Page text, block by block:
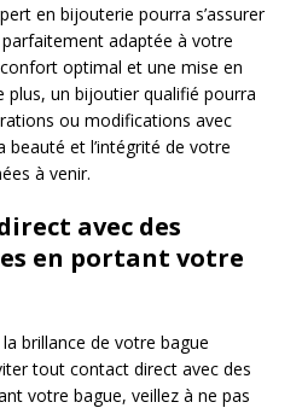
en bijouterie pourra s’assurer
adaptée à votre
optimal et une mise en
plus, un bijoutier qualifié pourra
ou modifications avec
beauté et l’intégrité de votre
à venir.
avec des
en portant votre
brillance de votre bague
tout contact direct avec des
votre bague, veillez à ne pas